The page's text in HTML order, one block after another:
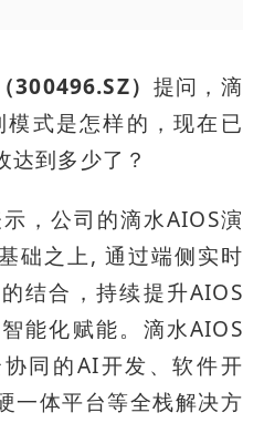
300496.SZ） 提问，滴
式是怎样的，现在已
达到多少了？
，公司的滴水AIOS演
础之上, 通过端侧实时
结合，持续提升AIOS
能化赋能。滴水AIOS
同的AI开发、软件开
一体平台等全栈解决方